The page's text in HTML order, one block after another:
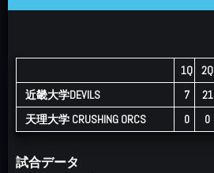
1Q 2Q
近畿大学DEVILS
7 21
天理大学 CRUSHING ORCS
0 0
試合データ